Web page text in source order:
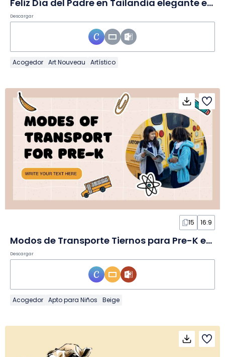
Feliz Día del Padre en Tailandia elegante en Diapositivas
Descargar
Acogedor Art Nouveau Artístico
15 16:9
Modos de Transporte Tiernos para Pre-K en Diapositivas
Descargar
Acogedor Apto para Niños Beige